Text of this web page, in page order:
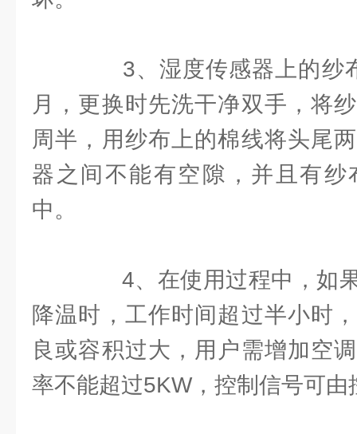
3、湿度传感器上的纱
月，更换时先洗干净双手，将
周半，用纱布上的棉线将头尾
器之间不能有空隙，并且有
中。
4、在使用过程中，如果
降温时，工作时间超过半小时
良或容积过大，用户需增加空
率不能超过5KW，控制信号可由